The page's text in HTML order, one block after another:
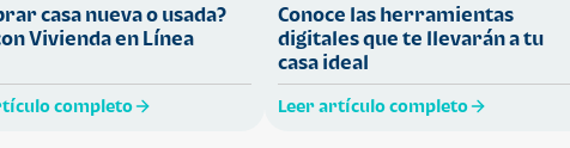
casa nueva o usada?
Vivienda en Línea
completo
Conoce las herramientas
digitales que te llevarán a tu
casa ideal
Leer artículo completo